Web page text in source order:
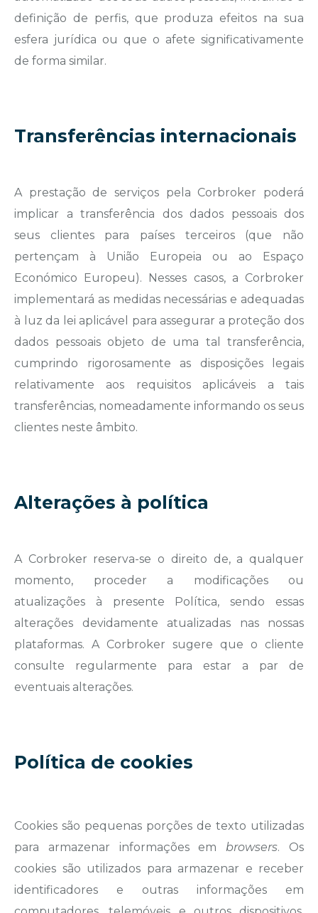
definição de perfis, que produza efeitos na sua
esfera jurídica ou que o afete significativamente
de forma similar.
Transferências internacionais
A prestação de serviços pela Corbroker poderá
implicar a transferência dos dados pessoais dos
seus clientes para países terceiros (que não
pertençam à União Europeia ou ao Espaço
Económico Europeu). Nesses casos, a Corbroker
implementará as medidas necessárias e adequadas
à luz da lei aplicável para assegurar a proteção dos
dados pessoais objeto de uma tal transferência,
cumprindo rigorosamente as disposições legais
relativamente aos requisitos aplicáveis a tais
transferências, nomeadamente informando os seus
clientes neste âmbito.
Alterações à política
A Corbroker reserva-se o direito de, a qualquer
momento, proceder a modificações ou
atualizações à presente Política, sendo essas
alterações devidamente atualizadas nas nossas
plataformas. A Corbroker sugere que o cliente
consulte regularmente para estar a par de
eventuais alterações.
Política de cookies
Cookies são pequenas porções de texto utilizadas
para armazenar informações embrowsers. Os
cookies são utilizados para armazenar e receber
identificadores e outras informações em